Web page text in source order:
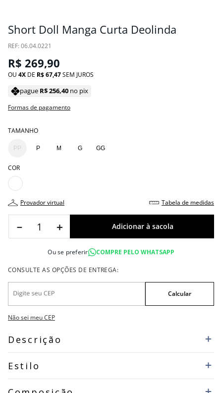
Short Doll Manga Curta Deolinda
: 06.04.0221
R$ 269,90
OU 4 DE R$67,47SEM JUROS
pague R$256,40 no pix
Formas de pagamento
TAMANHO
PP P M G GG
COR
provador virtual tabela de medidas
＋
－
Ou se preferir COMPRE PELO WHATSAPP
Não sei meu CEP
Descrição
Estilo